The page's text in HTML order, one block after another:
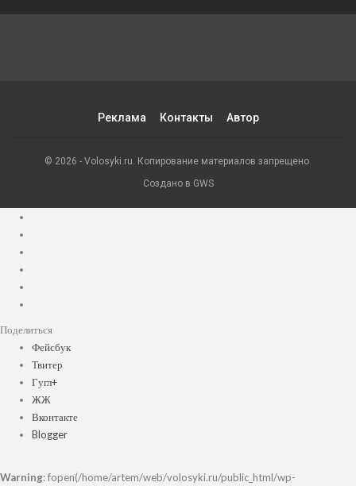
Реклама Контакты Автор
© 2026 - Volosyki.ru. Копирование материалов запрещено.
Создано в GWS
Поделиться
Фейсбук
Твитер
Гугл+
ЖЖ
Вконтакте
Blogger
Warning: fopen(/home/artem/web/volosyki.ru/public_html/wp-